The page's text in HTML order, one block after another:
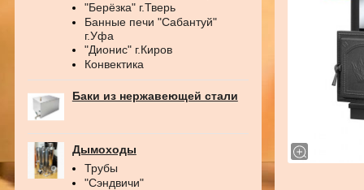
"Берёзка" г.Тверь
Банные печи "Сабантуй"
г.Уфа
"Дионис" г.Киров
Конвектика
Баки из нержавеющей стали
Дымоходы
Трубы
"Сэндвичи"